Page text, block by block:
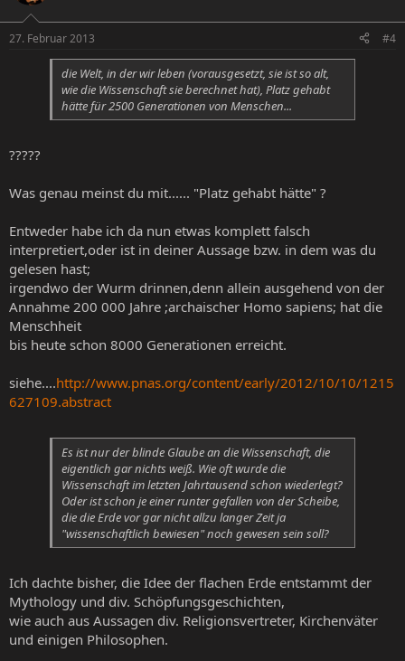
27. Februar 2013 #4
die Welt, in der wir leben (vorausgesetzt, sie ist so alt,
wie die Wissenschaft sie berechnet hat), Platz gehabt
hätte für 2500 Generationen von Menschen...
?????
Was genau meinst du mit...... "Platz gehabt hätte" ?
Entweder habe ich da nun etwas komplett falsch
interpretiert,oder ist in deiner Aussage bzw. in dem was du
gelesen hast;
irgendwo der Wurm drinnen,denn allein ausgehend von der
Annahme 200 000 Jahre ;archaischer Homo sapiens; hat die
Menschheit
bis heute schon 8000 Generationen erreicht.
siehe....http://www.pnas.org/content/early/2012/10/10/1215
627109.abstract
Es ist nur der blinde Glaube an die Wissenschaft, die
eigentlich gar nichts weiß. Wie oft wurde die
Wissenschaft im letzten Jahrtausend schon wiederlegt?
Oder ist schon je einer runter gefallen von der Scheibe,
die die Erde vor gar nicht allzu langer Zeit ja
"wissenschaftlich bewiesen" noch gewesen sein soll?
Ich dachte bisher, die Idee der flachen Erde entstammt der
Mythology und div. Schöpfungsgeschichten,
wie auch aus Aussagen div. Religionsvertreter, Kirchenväter
und einigen Philosophen.